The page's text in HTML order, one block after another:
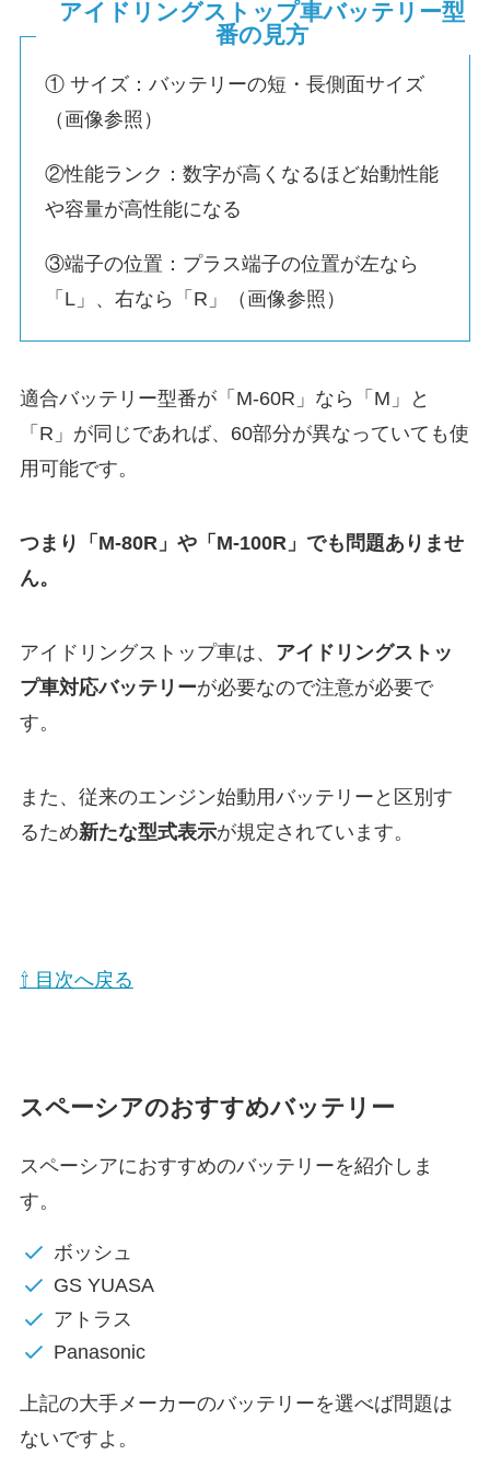
アイドリングストップ車バッテリー型
番の見方
① サイズ：バッテリーの短・長側面サイズ
（画像参照）
②性能ランク：数字が高くなるほど始動性能
や容量が高性能になる
③端子の位置：プラス端子の位置が左なら
「L」、右なら「R」（画像参照）
適合バッテリー型番が「M-60R」なら「M」と
「R」が同じであれば、60部分が異なっていても使
用可能です。
つまり「M-80R」や「M-100R」でも問題ありませ
ん。
アイドリングストップ車は、 アイドリングストッ
プ車対応バッテリーが必要なので注意が必要で
す。
また、従来のエンジン始動用バッテリーと区別す
るため新たな型式表示が規定されています。
⇧ 目次へ戻る
スペーシアのおすすめバッテリー
スペーシアにおすすめのバッテリーを紹介しま
す。
ボッシュ
GS YUASA
アトラス
Panasonic
上記の大手メーカーのバッテリーを選べば問題は
ないですよ。